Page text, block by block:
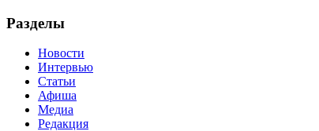
Разделы
Новости
Интервью
Статьи
Афиша
Медиа
Редакция